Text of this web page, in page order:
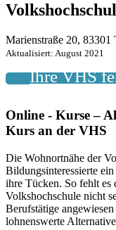
Marienstraße 20, 83301
Aktualisiert: August 2021
Ihre VHS
Online - Kurse –
Kurs an der VHS
Die Wohnortnähe der
Bildungsinteressierte
ihre Tücken. So fehlt es
Volkshochschule nicht
Berufstätige
lohnenswerte